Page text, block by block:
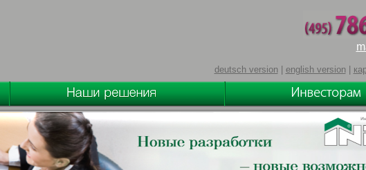
deutsch version| english version|